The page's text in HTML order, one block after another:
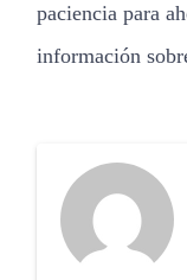
paciencia para
información